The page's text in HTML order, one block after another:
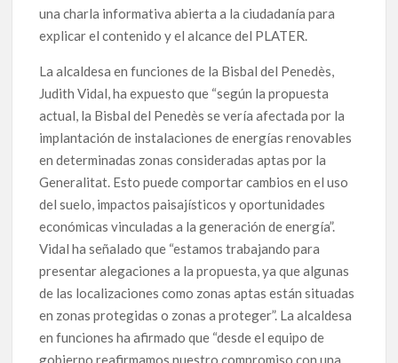
una charla informativa abierta a la ciudadanía para
explicar el contenido y el alcance del PLATER.
La alcaldesa en funciones de la Bisbal del Penedès,
Judith Vidal, ha expuesto que “según la propuesta
actual, la Bisbal del Penedès se vería afectada por la
implantación de instalaciones de energías renovables
en determinadas zonas consideradas aptas por la
Generalitat. Esto puede comportar cambios en el uso
del suelo, impactos paisajísticos y oportunidades
económicas vinculadas a la generación de energía”.
Vidal ha señalado que “estamos trabajando para
presentar alegaciones a la propuesta, ya que algunas
de las localizaciones como zonas aptas están situadas
en zonas protegidas o zonas a proteger”. La alcaldesa
en funciones ha afirmado que “desde el equipo de
gobierno reafirmamos nuestro compromiso con una